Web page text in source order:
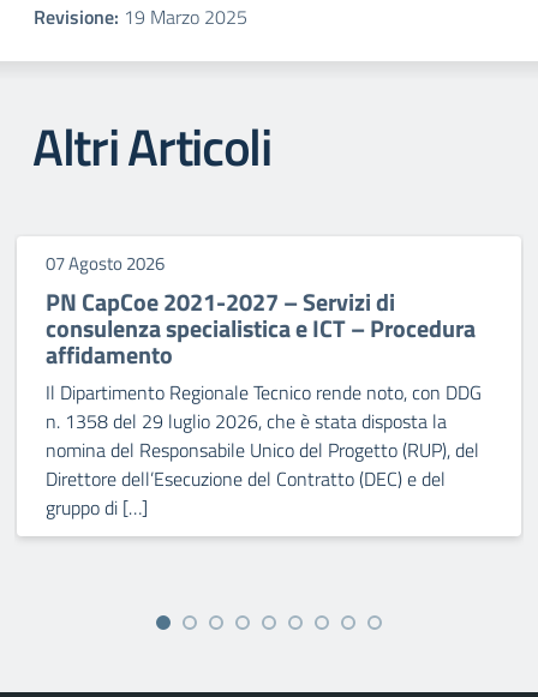
Revisione: 19 Marzo 2025
Altri Articoli
07 Agosto 2026
PN CapCoe 2021-2027 – Servizi di
consulenza specialistica e ICT – Procedura
affidamento
Il Dipartimento Regionale Tecnico rende noto, con DDG
n. 1358 del 29 luglio 2026, che è stata disposta la
nomina del Responsabile Unico del Progetto (RUP), del
Direttore dell’Esecuzione del Contratto (DEC) e del
gruppo di […]